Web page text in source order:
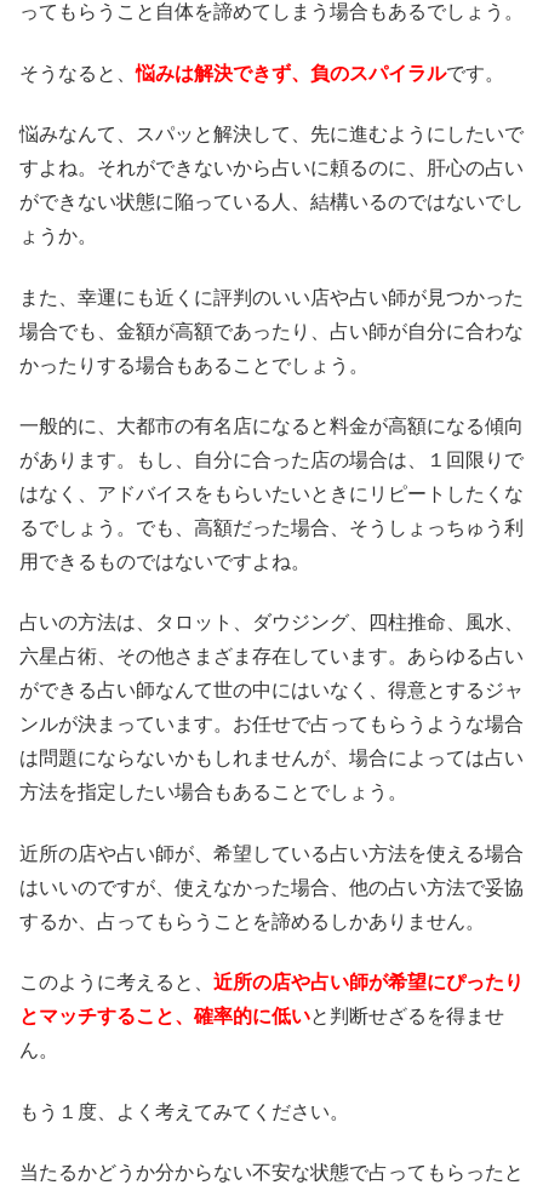
ってもらうこと自体を諦めてしまう場合もあるでしょう。
そうなると、悩みは解決できず、負のスパイラルです。
悩みなんて、スパッと解決して、先に進むようにしたいで
すよね。それができないから占いに頼るのに、肝心の占い
ができない状態に陥っている人、結構いるのではないでし
ょうか。
また、幸運にも近くに評判のいい店や占い師が見つかった
場合でも、金額が高額であったり、占い師が自分に合わな
かったりする場合もあることでしょう。
一般的に、大都市の有名店になると料金が高額になる傾向
があります。もし、自分に合った店の場合は、１回限りで
はなく、アドバイスをもらいたいときにリピートしたくな
るでしょう。でも、高額だった場合、そうしょっちゅう利
用できるものではないですよね。
占いの方法は、タロット、ダウジング、四柱推命、風水、
六星占術、その他さまざま存在しています。あらゆる占い
ができる占い師なんて世の中にはいなく、得意とするジャ
ンルが決まっています。お任せで占ってもらうような場合
は問題にならないかもしれませんが、場合によっては占い
方法を指定したい場合もあることでしょう。
近所の店や占い師が、希望している占い方法を使える場合
はいいのですが、使えなかった場合、他の占い方法で妥協
するか、占ってもらうことを諦めるしかありません。
このように考えると、 近所の店や占い師が希望にぴったり
とマッチすること、確率的に低いと判断せざるを得ませ
ん。
もう１度、よく考えてみてください。
当たるかどうか分からない不安な状態で占ってもらったと